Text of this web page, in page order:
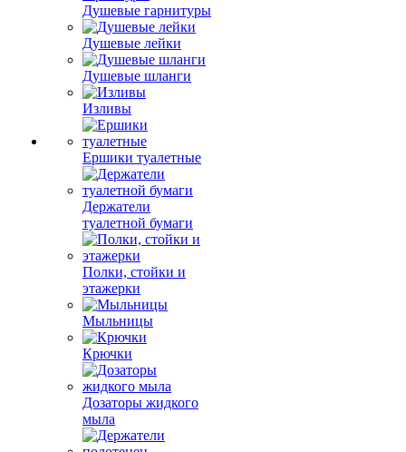
Душевые гарнитуры
Душевые лейки
Душевые шланги
Изливы
Ершики туалетные
Держатели
туалетной бумаги
Полки, стойки и
этажерки
Мыльницы
Крючки
Дозаторы жидкого
мыла